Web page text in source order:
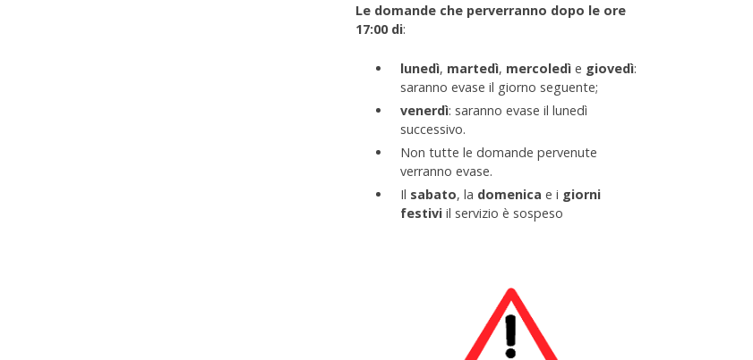
Le domande che perverranno dopo le ore
17:00 di:
lunedì, martedì, mercoledì e giovedì:
saranno evase il giorno seguente;
venerdì: saranno evase il lunedì
successivo.
Non tutte le domande pervenute
verranno evase.
Il sabato, la domenica e i giorni
festiviil servizio è sospeso